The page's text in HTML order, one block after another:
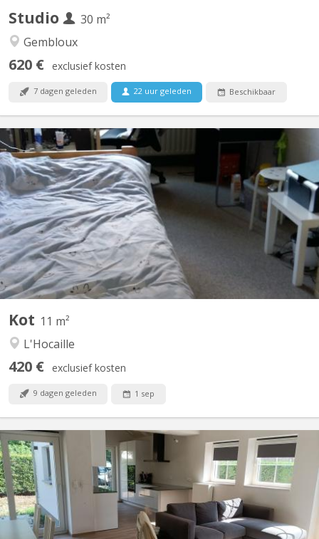
Studio
30 m²
Gembloux
620 € exclusief kosten
7 dagen geleden 22 uur geleden Beschikbaar
Kot 11 m²
L'Hocaille
420 € exclusief kosten
9 dagen geleden 1 sep
KV 1764
Chambre avec lavabo , 11 m2 dans un communautaire de 6
chambres partagées sur 2 niveaux un bloc sanitaire (douche +
toilette) pour 3 chambres
KV 1427
2 chambres à louer dans villa lumineuse et moderne, proche de
Louvain-la-Neuve (7 km) et de l'Axis Parc ( 4 km). Bus 34 pour
Louvain-la-Neuve à 30 mètres ; parking extérieur : 480€ par mois,
charges comprises. Pour non-fumeur ou fumeur uniquement en
extérieur. Les autres chambres sont occupées par...